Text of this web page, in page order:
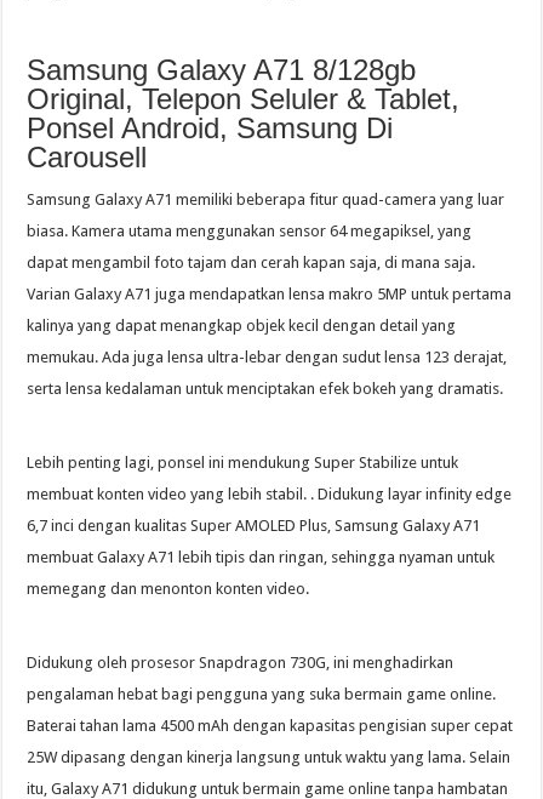
Samsung Galaxy A71 8/128gb
Original, Telepon Seluler & Tablet,
Ponsel Android, Samsung Di
Carousell
Samsung Galaxy A71 memiliki beberapa fitur quad-camera yang luar
biasa. Kamera utama menggunakan sensor 64 megapiksel, yang
dapat mengambil foto tajam dan cerah kapan saja, di mana saja.
Varian Galaxy A71 juga mendapatkan lensa makro 5MP untuk pertama
kalinya yang dapat menangkap objek kecil dengan detail yang
memukau. Ada juga lensa ultra-lebar dengan sudut lensa 123 derajat,
serta lensa kedalaman untuk menciptakan efek bokeh yang dramatis.
Lebih penting lagi, ponsel ini mendukung Super Stabilize untuk
membuat konten video yang lebih stabil. . Didukung layar infinity edge
6,7 inci dengan kualitas Super AMOLED Plus, Samsung Galaxy A71
membuat Galaxy A71 lebih tipis dan ringan, sehingga nyaman untuk
memegang dan menonton konten video.
Didukung oleh prosesor Snapdragon 730G, ini menghadirkan
pengalaman hebat bagi pengguna yang suka bermain game online.
Baterai tahan lama 4500 mAh dengan kapasitas pengisian super cepat
25W dipasang dengan kinerja langsung untuk waktu yang lama. Selain
itu, Galaxy A71 didukung untuk bermain game online tanpa hambatan